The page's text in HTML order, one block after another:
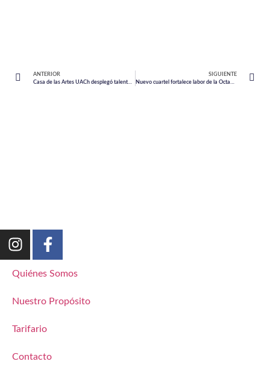
ANTERIOR
SIGUIENTE
Quiénes Somos
Nuestro Propósito
Tarifario
Contacto